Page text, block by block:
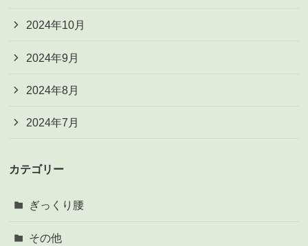
2024年10月
2024年9月
2024年8月
2024年7月
カテゴリー
ぎっくり腰
その他